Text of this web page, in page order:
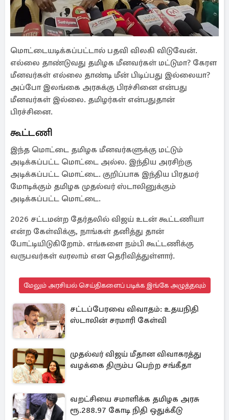
மொட்டையடிக்கப்பட்டால் பதவி விலகி விடுவேன்.
எல்லை தாண்டுவது தமிழக மீனவர்கள் மட்டுமா? கேரள
மீனவர்கள் எல்லை தாண்டி மீன் பிடிப்பது இல்லையா?
அப்போ இலங்கை அரசுக்கு பிரச்சினை என்பது
மீனவர்கள் இல்லை. தமிழர்கள் என்பதுதான்
பிரச்சினை.
கூட்டணி
இந்த மொட்டை தமிழக மீனவர்களுக்கு மட்டும்
அடிக்கப்பட்ட மொட்டை அல்ல. இந்திய அரசிற்கு
அடிக்கப்பட்ட மொட்டை. குறிப்பாக இந்திய பிரதமர்
மோடிக்கும் தமிழக முதல்வர் ஸ்டாலினுக்கும்
அடிக்கப்பட்ட மொட்டை.
2026 சட்டமன்ற தேர்தலில் விஜய் உடன் கூட்டணியா
என்ற கேள்விக்கு, நாங்கள் தனித்து தான்
போட்டியிடுகிறோம். எங்களை நம்பி கூட்டணிக்கு
வருபவர்கள் வரலாம் என தெரிவித்துள்ளார்.
மேலும் அரசியல் செய்திகளைப் படிக்க இங்கே அழுத்தவும்
சட்டப்பேரவை விவாதம்: உதயநிதி
ஸ்டாலின் சரமாரி கேள்வி
முதல்வர் விஜய் மீதான விவாகரத்து
வழக்கை திரும்ப பெற்ற சங்கீதா
வறட்சியை சமாளிக்க தமிழக அரசு
ரூ.288.97 கோடி நிதி ஒதுக்கீடு